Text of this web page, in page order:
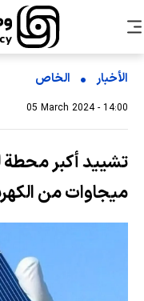
الأخبار الخاص
05 March 2024 - 14:00
ميجاوات من